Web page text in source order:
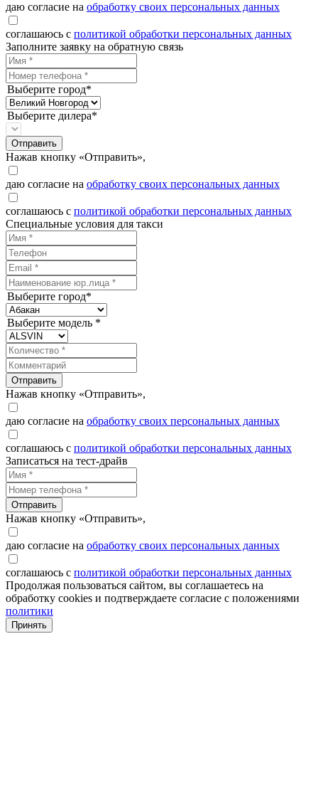
даю согласие на обработку своих персональных данных
соглашаюсь с политикой обработки персональных данных
Заполните заявку на обратную связь
Выберите город*
Выберите дилера*
Отправить
Нажав кнопку «Отправить»,
даю согласие на обработку своих персональных данных
соглашаюсь с политикой обработки персональных данных
Специальные условия для такси
Выберите город*
Выберите модель *
Отправить
Нажав кнопку «Отправить»,
даю согласие на обработку своих персональных данных
соглашаюсь с политикой обработки персональных данных
Записаться на тест-драйв
Отправить
Нажав кнопку «Отправить»,
даю согласие на обработку своих персональных данных
соглашаюсь с политикой обработки персональных данных
Продолжая пользоваться сайтом, вы соглашаетесь на
обработку cookies и подтверждаете согласие с положениями
политики
Принять